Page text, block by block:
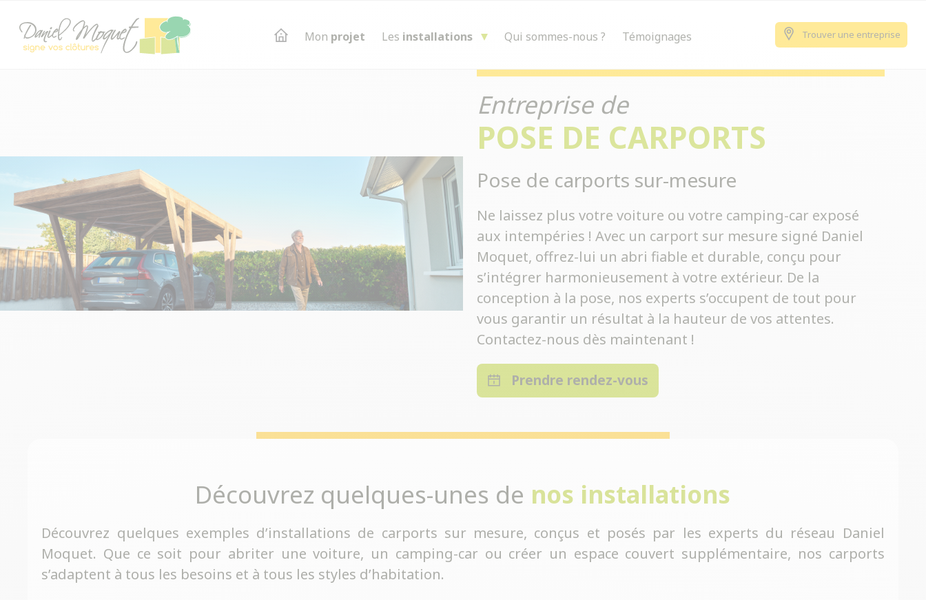
Mon projet Les installations Qui sommes-nous ? Témoignages Trouver une entreprise
Entreprise de
POSE DE CARPORTS
Pose de carports sur-mesure
Ne laissez plus votre voiture ou votre camping-car exposé
aux intempéries ! Avec un carport sur mesure signé Daniel
Moquet, offrez-lui un abri fiable et durable, conçu pour
s’intégrer harmonieusement à votre extérieur. De la
conception à la pose, nos experts s’occupent de tout pour
vous garantir un résultat à la hauteur de vos attentes.
Contactez-nous dès maintenant !
Prendre rendez-vous
Découvrez quelques-unes de nos installations
Découvrez quelques exemples d’installations de carports sur mesure, conçus et posés par les experts du réseau Daniel
Moquet. Que ce soit pour abriter une voiture, un camping-car ou créer un espace couvert supplémentaire, nos carports
s’adaptent à tous les besoins et à tous les styles d’habitation.